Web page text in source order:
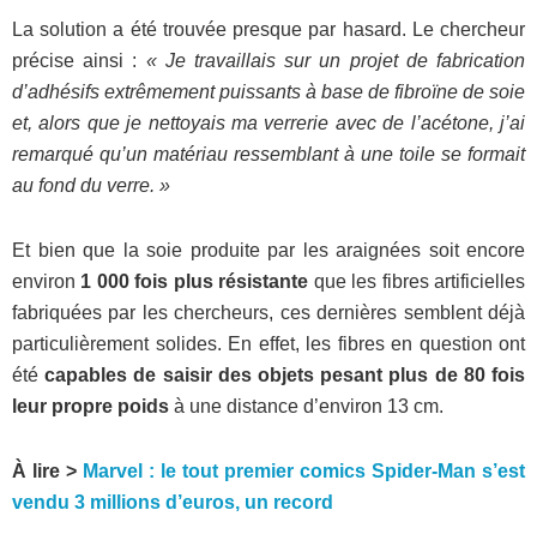
La solution a été trouvée presque par hasard. Le chercheur
précise ainsi : « Je travaillais sur un projet de fabrication
d’adhésifs extrêmement puissants à base de fibroïne de soie
et, alors que je nettoyais ma verrerie avec de l’acétone, j’ai
remarqué qu’un matériau ressemblant à une toile se formait
au fond du verre. »
Et bien que la soie produite par les araignées soit encore
environ 1 000 fois plus résistante que les fibres artificielles
fabriquées par les chercheurs, ces dernières semblent déjà
particulièrement solides. En effet, les fibres en question ont
étécapables de saisir des objets pesant plus de 80 fois
leur propre poids à une distance d’environ 13 cm.
À lire > Marvel : le tout premier comics Spider-Man s’est
vendu 3 millions d’euros, un record